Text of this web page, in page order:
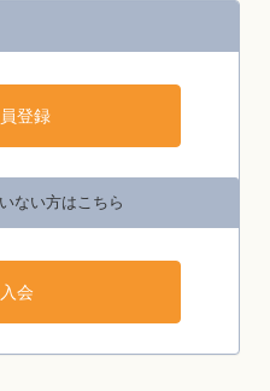
ない方はこちら